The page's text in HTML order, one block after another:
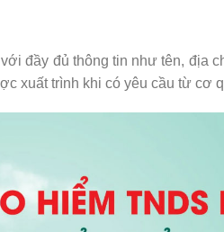
đầy đủ thông tin như tên, địa
xuất trình khi có yêu cầu từ cơ